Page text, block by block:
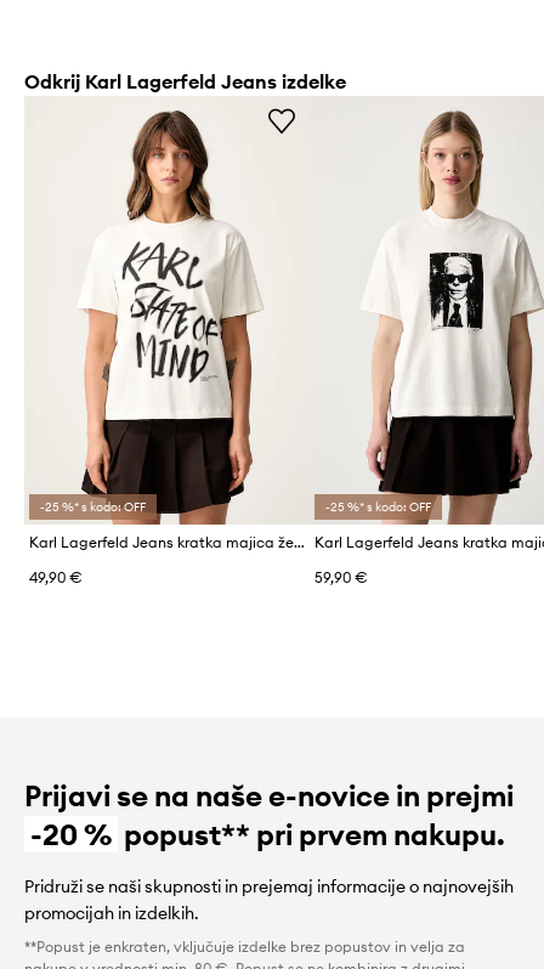
Odkrij Karl Lagerfeld Jeans izdelke
-25 %* s kodo: OFF
Karl Lagerfeld Jeans kratka majica ženska bombažna
49,90 €
-25 %* s kodo: OFF
59,90 €
Prijavi se na naše e-novice in prejmi
-20 % popust** pri prvem nakupu.
Pridruži se naši skupnosti in prejemaj informacije o najnovejših
promocijah in izdelkih.
**Popust je enkraten, vključuje izdelke brez popustov in velja za